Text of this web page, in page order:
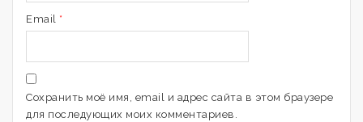
Email *
Сохранить моё имя, email и адрес сайта в этом браузере
для последующих моих комментариев.